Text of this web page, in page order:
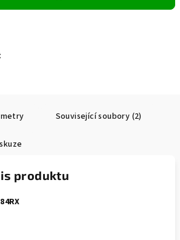
Související soubory (2)
produktu